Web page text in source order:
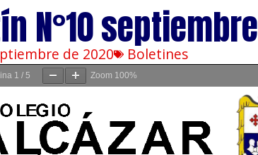
N°10 septiembre
de 2020 Boletines
1 / 5 Zoom 100%